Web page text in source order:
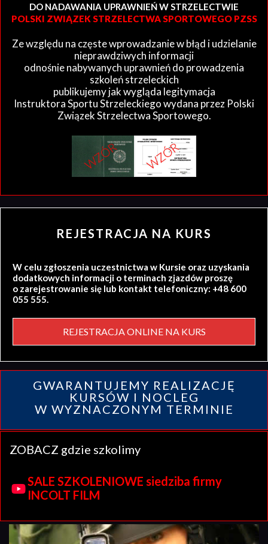
DO NADAWANIA UPRAWNIEŃ W STRZELECTWIE
POLSKI ZWIĄZEK STRZELECTWA SPORTOWEGO PZSS
Ze względu na częste wprowadzanie w błąd i udzielanie
nieprawdziwych informacji
odnośnie nabywanych uprawnień do prowadzenia
szkoleń strzeleckich
publikujemy jak wygląda legitymacja
Instruktora Sportu Strzeleckiego wydana przez Polski
Związek Strzelectwa Sportowego.
REJESTRACJA NA KURS
W celu zgłoszenia uczestnictwa w Kursie oraz uzyskania
dodatkowych informacji o terminach zjazdów proszę
o zarejestrowanie się lub kontakt telefoniczny: +48 600
055 555.
REJESTRACJA ONLINE NA KURS
GWARANTUJEMY REALIZACJĘ
KURSÓW I NOCLEG
W WYZNACZONYM TERMINIE
ZOBACZ gdzie szkolimy
SALE SZKOLENIOWE siedziba firmy
INCOLT FILM